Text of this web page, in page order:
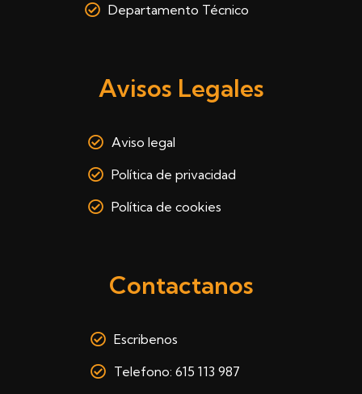
Departamento Técnico
Avisos Legales
Aviso legal
Política de privacidad
Política de cookies
Contactanos
Escribenos
Telefono: 615 113 987